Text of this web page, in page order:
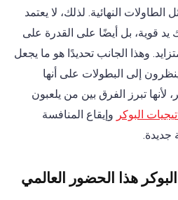
النهائية. لذلك، لا يعتمد
يد قوية، بل أيضًا على القدرة على
وهذا الجانب تحديدًا هو ما يجعل
إلى البطولات على أنها
لأنها تبرز الفرق بين من يلعبون
البوكر وإيقاع المنافسة
جديدة.
هذا الحضور العالمي